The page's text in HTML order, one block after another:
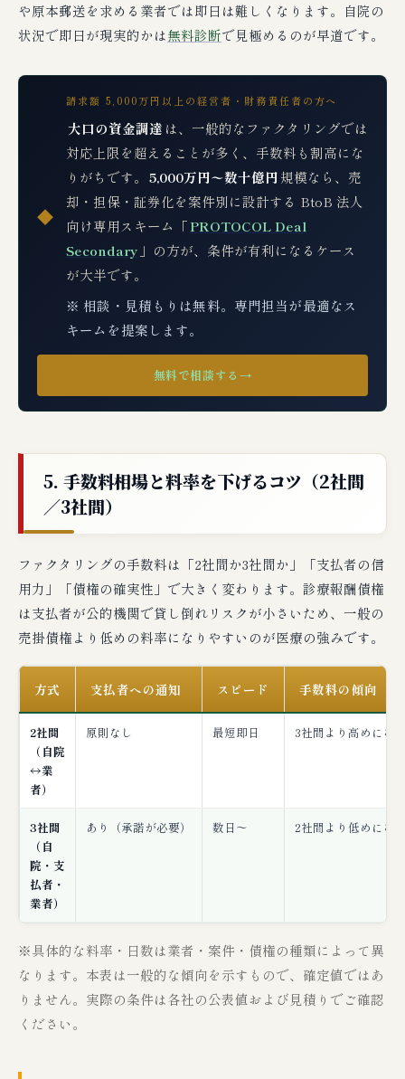
や原本郵送を求める業者では即日は難しくなります。自院の
状況で即日が現実的かは無料診断で見極めるのが早道です。
◆
請求額 5,000万円以上の経営者・財務責任者の方へ
大口の資金調達 は、一般的なファクタリングでは
対応上限を超えることが多く、手数料も割高にな
りがちです。 5,000万円〜数十億円規模なら、売
却・担保・証券化を案件別に設計する BtoB 法人
向け専用スキーム「PROTOCOL Deal
Secondary 」の方が、条件が有利になるケース
が大半です。
※ 相談・見積もりは無料。専門担当が最適なス
キームを提案します。
無料で相談する →
5. 手数料相場と料率を下げるコツ（2社間
／3社間）
ファクタリングの手数料は「2社間か3社間か」「支払者の信
用力」「債権の確実性」で大きく変わります。診療報酬債権
は支払者が公的機関で貸し倒れリスクが小さいため、一般の
売掛債権より低めの料率になりやすいのが医療の強みです。
方式 支払者への通知 スピード 手数料の傾向
2社間
（自院
↔業
者）
原則なし 最短即日 3社間より高めにな
3社間
（自
院・支
払者・
業者）
あり（承諾が必要） 数日〜 2社間より低めにな
※具体的な料率・日数は業者・案件・債権の種類によって異
なります。本表は一般的な傾向を示すもので、確定値ではあ
りません。実際の条件は各社の公表値および見積りでご確認
ください。